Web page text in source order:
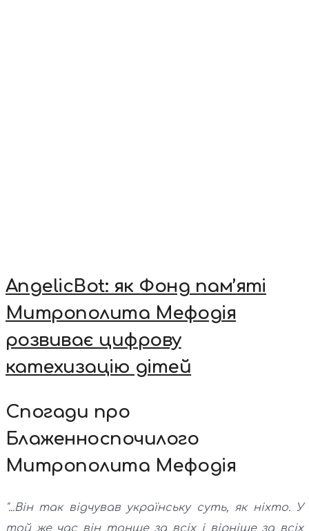
AngelicBot: як Фонд пам’яті
Митрополита Мефодія
розвиває цифрову
катехизацію дітей
Спогади про
Блаженноспочилого
Митрополита Мефодія
"...Він так відчував українську суть, як ніхто. У
той же час він тонше за всіх і вірніше за всіх